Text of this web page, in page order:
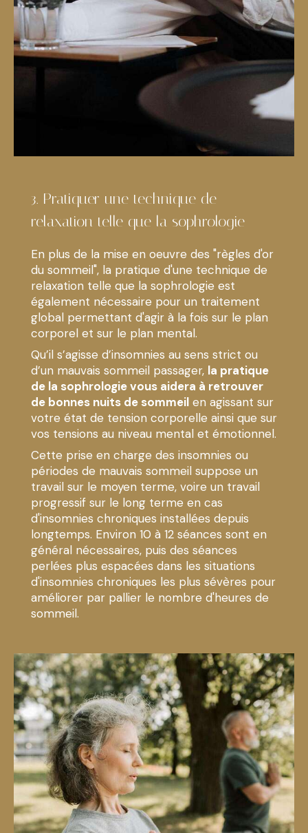
3. Pratiquer une technique de
relaxation telle que la sophrologie
En plus de la mise en oeuvre des "règles d'or
du sommeil", la pratique d'une technique de
relaxation telle que la sophrologie est
également nécessaire pour un traitement
global permettant d'agir à la fois sur le plan
corporel et sur le plan mental.
Qu’il s’agisse d’insomnies au sens strict ou
d’un mauvais sommeil passager, la pratique
de la sophrologie vous aidera à retrouver
de bonnes nuits de sommeil en agissant sur
votre état de tension corporelle ainsi que sur
vos tensions au niveau mental et émotionnel.
Cette prise en charge des insomnies ou
périodes de mauvais sommeil suppose un
travail sur le moyen terme, voire un travail
progressif sur le long terme en cas
d'insomnies chroniques installées depuis
longtemps. Environ 10 à 12 séances sont en
général nécessaires, puis des séances
perlées plus espacées dans les situations
d'insomnies chroniques les plus sévères pour
améliorer par pallier le nombre d'heures de
sommeil.